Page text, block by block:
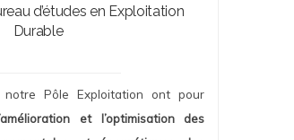
d’études en Exploitation
Durable
Pôle Exploitation ont pour
et l’optimisation des